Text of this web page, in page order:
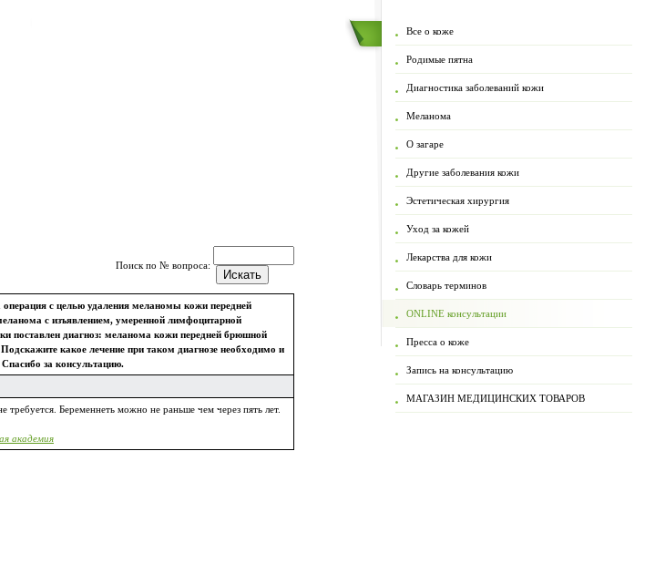
Поиск по № вопроса:
с целью удаления меланомы кожи передней
с изъявлением, умеренной лимфоцитарной
поставлен диагноз: меланома кожи передней брюшной
какое лечение при таком диагнозе необходимо и
за консультацию.
требуется. Беременнеть можно не раньше чем через пять лет.
академия
Все о коже
Родимые пятна
Диагностика заболеваний кожи
Меланома
О загаре
Другие заболевания кожи
Эстетическая хирургия
Уход за кожей
Лекарства для кожи
Словарь терминов
ONLINE консультации
Пресса о коже
Запись на консультацию
МАГАЗИН МЕДИЦИНСКИХ ТОВАРОВ